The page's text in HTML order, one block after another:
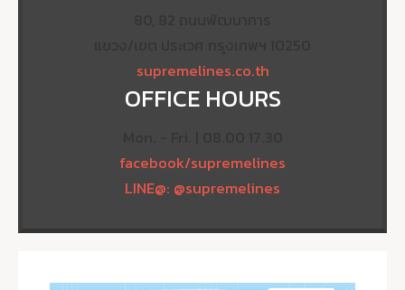
supremelines.co.th
OFFICE HOURS
facebook/supremelines
LINE@: @supremelines